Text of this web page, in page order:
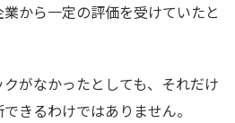
から一定の評価を受けていたと
がなかったとしても、それだけ
きるわけではありません。